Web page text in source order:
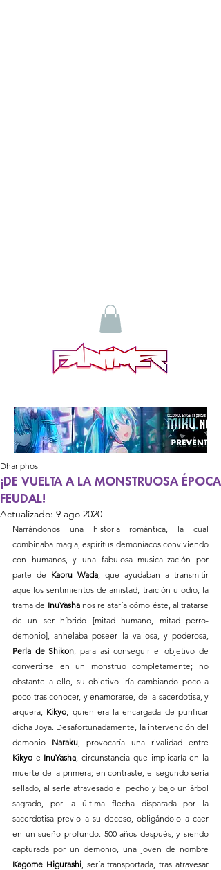
¡DE VUELTA A LA MONSTRUOSA ÉPOCA
FEUDAL!
Dharlphos
Actualizado: 9 ago 2020
Narrándonos una historia romántica, la cual
combinaba magia, espíritus demoníacos conviviendo
con humanos, y una fabulosa musicalización por
parte de Kaoru Wada , que ayudaban a transmitir
aquellos sentimientos de amistad, traición u odio, la
trama de InuYasha nos relataría cómo éste, al tratarse
de un ser híbrido [mitad humano, mitad perro-
Perla de Shikon , para así conseguir el objetivo de
convertirse en un monstruo completamente; no
obstante a ello, su objetivo iría cambiando poco a
poco tras conocer, y enamorarse, de la sacerdotisa, y
arquera, Kikyo , quien era la encargada de purificar
dicha Joya. Desafortunadamente, la intervención del
demonio Naraku
Kikyo e InuYasha , circunstancia que implicaría en la
muerte de la primera; en contraste, el segundo sería
sellado, al serle atravesado el pecho y bajo un árbol
sagrado, por la última flecha disparada por la
sacerdotisa previo a su deceso, obligándolo a caer
en un sueño profundo. 500 años después, y siendo
Kagome Higurashi, sería transportada, tras atravesar